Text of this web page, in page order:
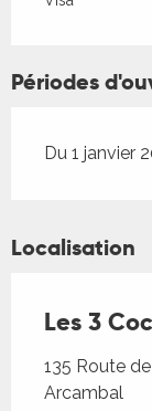
Périodes
Du 1 janvier
Localisation
Les 3
135 Route
Arcambal